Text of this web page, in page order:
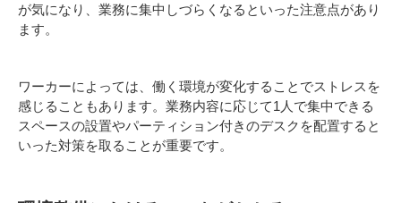
が気になり、業務に集中しづらくなるといった注意点があり
ます。
ワーカーによっては、働く環境が変化することでストレスを
感じることもあります。業務内容に応じて1人で集中できる
スペースの設置やパーティション付きのデスクを配置すると
いった対策を取ることが重要です。